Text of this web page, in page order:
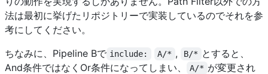
法は最初に挙げたリポジトリーで実装しているのでそれを参
考にしてください。
ちなみに、Pipeline Bで include: A/* , B/* とすると、
And条件ではなくOr条件になってしまい、
A/* が変更され